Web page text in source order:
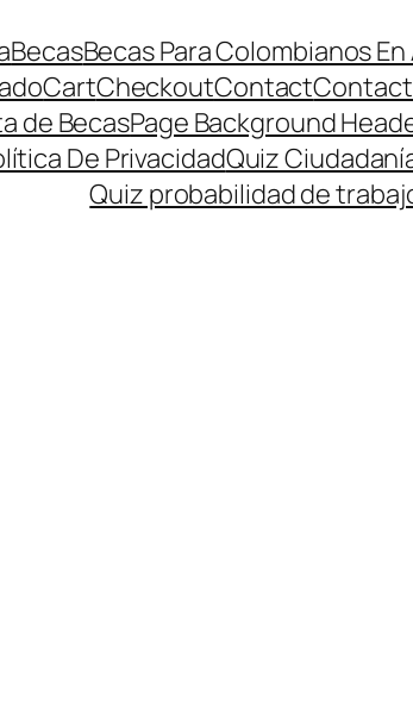
BecasBecas Para Colombianos
CartCheckoutContact
de BecasPage Background
De PrivacidadQuiz
Quiz probabilidad de